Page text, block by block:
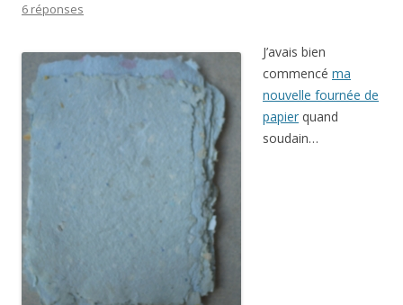
6 réponses
J’avais bien
commencé ma
nouvelle fournée de
papier quand
soudain…